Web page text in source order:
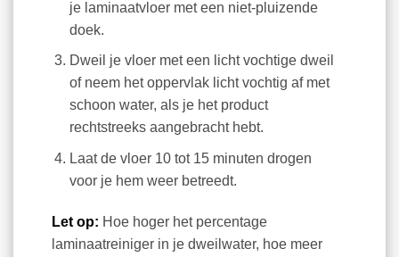
je laminaatvloer met een niet-pluizende
doek.
Dweil je vloer met een licht vochtige dweil
of neem het oppervlak licht vochtig af met
schoon water, als je het product
rechtstreeks aangebracht hebt.
Laat de vloer 10 tot 15 minuten drogen
voor je hem weer betreedt.
Let op: Hoe hoger het percentage
laminaatreiniger in je dweilwater, hoe meer